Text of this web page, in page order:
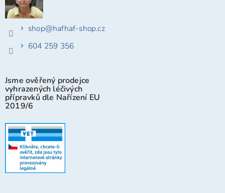
shop@hafhaf-shop.cz
604 259 356
Jsme ověřený prodejce
vyhrazených léčivých
přípravků dle Nařízení EU
2019/6